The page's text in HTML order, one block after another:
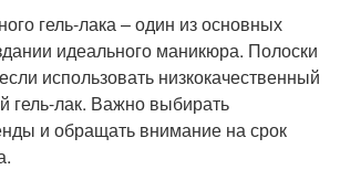
гель-лака – один из основных
идеального маникюра. Полоски
использовать низкокачественный
гель-лак. Важно выбирать
и обращать внимание на срок